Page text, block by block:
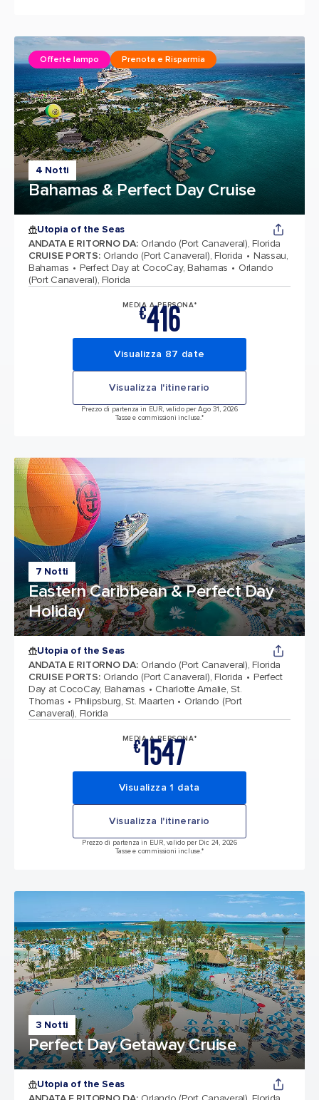
4 Notti
Bahamas & Perfect Day Cruise
Offerte lampo Prenota e Risparmia
Utopia of the Seas
ANDATA E RITORNO DA: Orlando (Port Canaveral), Florida
CRUISE PORTS: Orlando (Port Canaveral), Florida
Nassau,
Bahamas
Perfect Day at CocoCay, Bahamas
Orlando
(Port Canaveral), Florida
MEDIA A PERSONA*
€416
Visualizza 87 date
Visualizza l'itinerario
Prezzo di partenza in EUR, valido per Ago 31, 2026
Tasse e commissioni incluse.*
7 Notti
Eastern Caribbean & Perfect Day
Holiday
Utopia of the Seas
ANDATA E RITORNO DA: Orlando (Port Canaveral), Florida
CRUISE PORTS: Orlando (Port Canaveral), Florida
Perfect
Day at CocoCay, Bahamas
Charlotte Amalie, St.
Thomas
Philipsburg, St. Maarten
Orlando (Port
Canaveral), Florida
MEDIA A PERSONA*
€1547
Visualizza 1 data
Visualizza l'itinerario
Prezzo di partenza in EUR, valido per Dic 24, 2026
Tasse e commissioni incluse.*
3 Notti
Perfect Day Getaway Cruise
Utopia of the Seas